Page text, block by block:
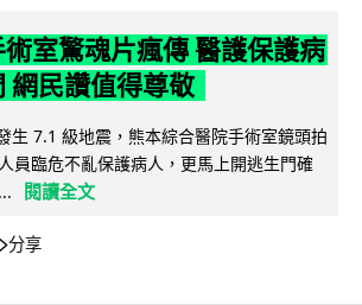
室驚魂片瘋傳 醫護保護病
網民讚值得尊敬
生 7.1 級地震，熊本綜合醫院手術室鏡頭拍
員臨危不亂保護病人，更馬上開逃生門確
閱讀全文
分享